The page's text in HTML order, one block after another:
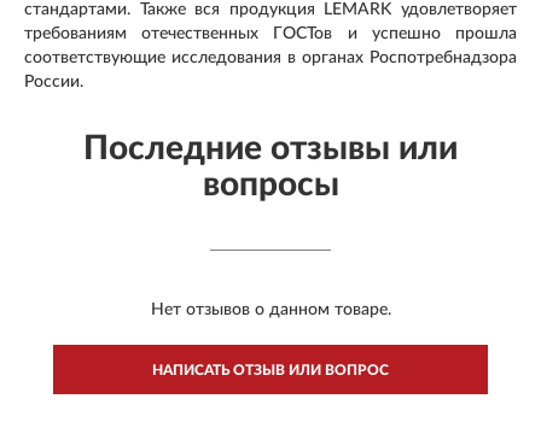
стандартами. Также вся продукция LEMARK удовлетворяет
требованиям отечественных ГОСТов и успешно прошла
соответствующие исследования в органах Роспотребнадзора
России.
Последние отзывы или
вопросы
Нет отзывов о данном товаре.
НАПИСАТЬ ОТЗЫВ ИЛИ ВОПРОС